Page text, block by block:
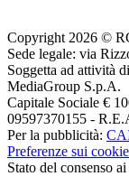
Copyright 2026 ©
Sede legale: via
Soggetta ad attività
MediaGroup S.p.A.
Capitale Sociale €
09597370155 -
Per la pubblicità:
Preferenze sui cookie
Stato del consenso